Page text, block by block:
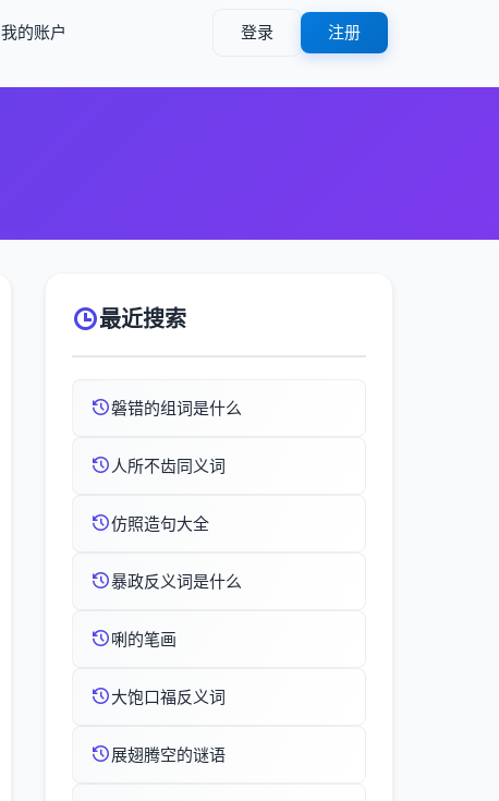
我的账户 登录 注册
最近搜索
磐错的组词是什么
人所不齿同义词
仿照造句大全
暴政反义词是什么
唎的笔画
大饱口福反义词
展翅腾空的谜语